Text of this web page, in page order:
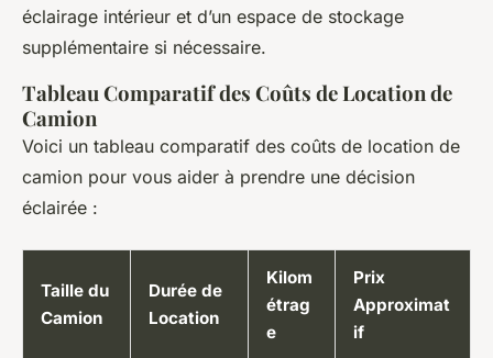
éclairage intérieur et d’un espace de stockage
supplémentaire si nécessaire.
Tableau Comparatif des Coûts de Location de
Camion
Voici un tableau comparatif des coûts de location de
camion pour vous aider à prendre une décision
éclairée :
Taille du
Camion
Durée de
Location
Kilom
étrag
e
Prix
Approximat
if